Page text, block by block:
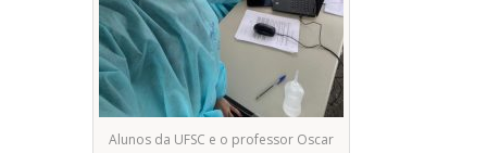
Alunos da UFSC e o professor Oscar